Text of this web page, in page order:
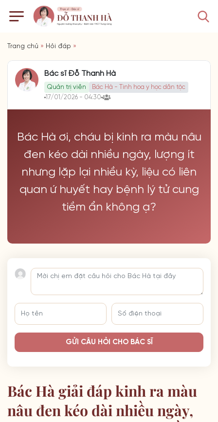
Trang chủ » Hỏi đáp »
Bác sĩ Đỗ Thanh Hà
Quản trị viên
Bác Hà - Tinh hoa y học dân tộc
17/01/2026 - 04:30
Bác Hà ơi, cháu bị kinh ra màu nâu
đen kéo dài nhiều ngày, lượng ít
nhưng lặp lại nhiều kỳ, liệu có liên
quan ứ huyết hay bệnh lý tử cung
tiềm ẩn không ạ?
GỬI CÂU HỎI CHO BÁC SĨ
Bác Hà giải đáp kinh ra màu
nâu đen kéo dài nhiều ngày,